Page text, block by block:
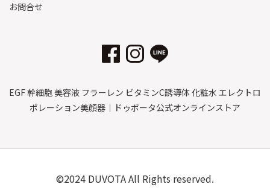
お問合せ
EGF 幹細胞 美容液 フラーレン ビタミンC誘導体 化粧水 エレクトロ
ポレーション美顔器｜ドゥボータ公式オンラインストア
©2024 DUVOTA All Rights reserved.